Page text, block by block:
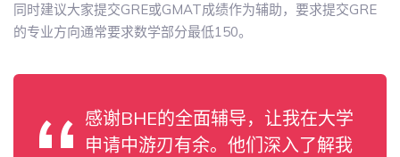
同时建议大家提交GRE或GMAT成绩作为辅助，要求提交GRE
的专业方向通常要求数学部分最低150。
感谢BHE的全面辅导，让我在大学
申请中游刃有余。他们深入了解我